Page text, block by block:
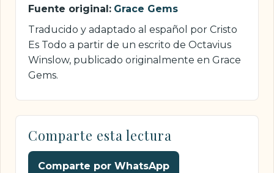
Fuente original: Grace Gems
Traducido y adaptado al español por Cristo
Es Todo a partir de un escrito de Octavius
Winslow, publicado originalmente en Grace
Gems.
Comparte esta lectura
Comparte por WhatsApp